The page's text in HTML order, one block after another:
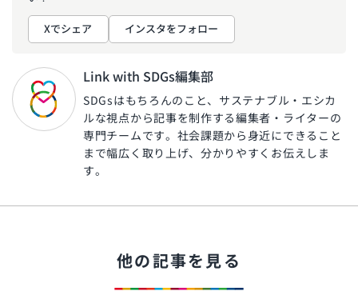
Xでシェア インスタをフォロー
Link with SDGs編集部
SDGsはもちろんのこと、サステナブル・エシカ
ルな視点から記事を制作する編集者・ライターの
専門チームです。社会課題から身近にできること
まで幅広く取り上げ、分かりやすくお伝えしま
す。
他の記事を見る